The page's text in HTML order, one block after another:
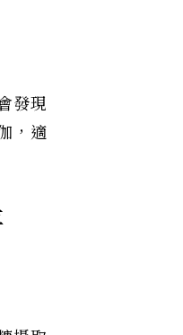
發現
，適